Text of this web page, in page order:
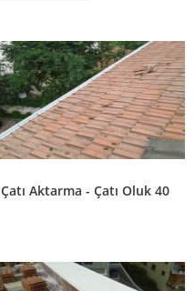
Çatı Aktarma - Çatı Oluk 40